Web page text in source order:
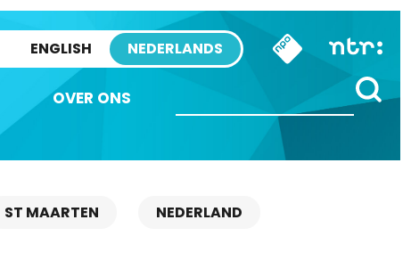
ENGLISH NEDERLANDS
OVER ONS
ST MAARTEN NEDERLAND